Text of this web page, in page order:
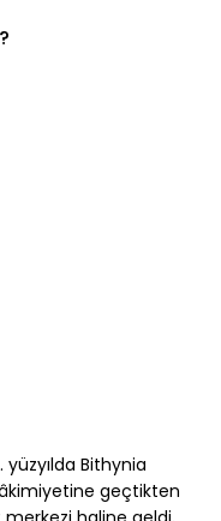
Bithynia
geçtikten